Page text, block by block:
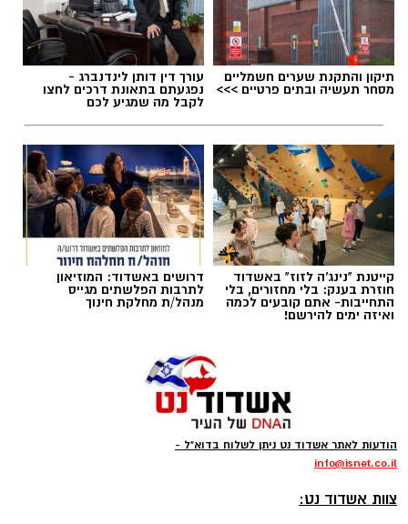
אלדה נתנאל / 09:20 07.08.26
תגים:ייעוד
ב-WhatsApp לחצו כאן
תיקון והתקנת שערים חשמליים
מסחר תעשיה ובתים פרטיים >>>
עורך דין דותן לינדנברג -
נפגעתם בתאונת דרכים לחצו
לקבל מה שמגיע לכם
קייטנת "נינג'ה לזוז" באשדוד
חוזרת בענק: בלי מחזורים, בלי
התחייבות- אתם קובעים לכמה
ואיזה ימים להירשם!
דרושים באשדוד: המוזיאון
לתרבות הפלשתים מגייס
מנהל/ת מחלקת חינוך
הודעות לאתר אשדוד נט ניתן לשלוח בדוא"ל -
info@isnet.co.il
צוות אשדוד נט: